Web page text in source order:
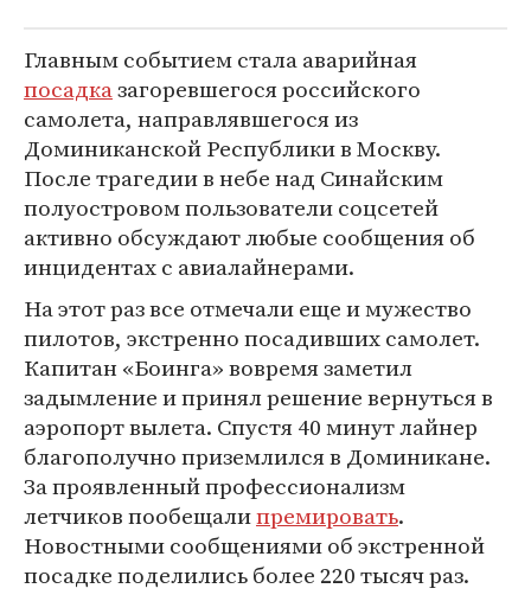
Главным событием стала аварийная
посадказагоревшегося российского
самолета, направлявшегося из
Доминиканской Республики в Москву.
После трагедии в небе над Синайским
полуостровом пользователи соцсетей
активно обсуждают любые сообщения об
инцидентах с авиалайнерами.
На этот раз все отмечали еще и мужество
пилотов, экстренно посадивших самолет.
Капитан «Боинга» вовремя заметил
задымление и принял решение вернуться в
аэропорт вылета. Спустя 40 минут лайнер
благополучно приземлился в Доминикане.
За проявленный профессионализм
летчиков пообещалипремировать.
Новостными сообщениями об экстренной
посадке поделились более 220 тысяч раз.